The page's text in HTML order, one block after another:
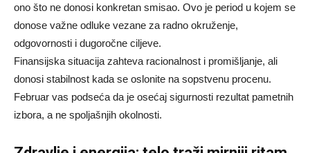
ono što ne donosi konkretan smisao. Ovo je period u kojem se
donose važne odluke vezane za radno okruženje,
odgovornosti i dugoročne ciljeve.
Finansijska situacija zahteva racionalnost i promišljanje, ali
donosi stabilnost kada se oslonite na sopstvenu procenu.
Februar vas podseća da je osećaj sigurnosti rezultat pametnih
izbora, a ne spoljašnjih okolnosti.